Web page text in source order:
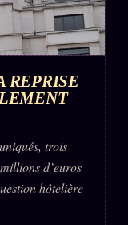
REPRISE
trois
d’euros
hôtelière